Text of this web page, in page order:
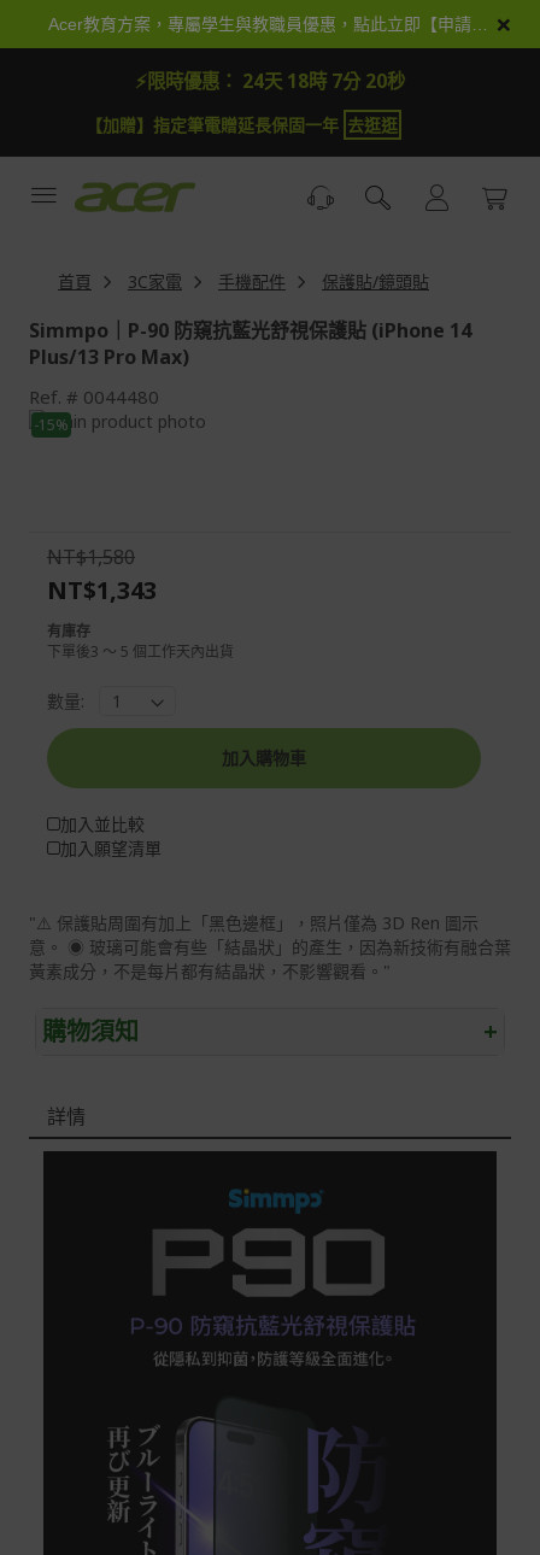
×
⚡限時優惠： 24天 18時 7分 18秒
【加贈】指定筆電贈延長保固一年 去逛逛
首頁 3C家電 手機配件 保護貼/鏡頭貼
Simmpo｜P-90 防窺抗藍光舒視保護貼 (iPhone 14
Plus/13 Pro Max)
Ref. 0044480
Skip
to
images
gallery
-15%
Skip
the
images
"⚠️ 保護貼周圍有加上「黑色邊框」，照片僅為 3D Ren 圖示
意。 ◉ 玻璃可能會有些「結晶狀」的產生，因為新技術有融合葉
黃素成分，不是每片都有結晶狀，不影響觀看。"
購物須知 +
本網站消費者享有商品到貨七天鑑賞期之權益(鑑賞期並非
試用期)。
到貨七天內消費者有權申請退貨或換貨；超過七天以上(含
退回之商品必須是全新狀態且完整包裝(含商品、附件、包
裝、紙箱及所有附隨文件或資料)。
商品到貨後進行開箱前請全程錄影以確保自身權益 ! 非商
權向消費者收取相應的整新費用。
者保護法第十九條第二項規定，一經拆封後恕不接受退換
如有相關退換貨服務需求，您可以透過專線或服務信箱聯
繫客服。
NT$1,580
NT$1,343
有庫存
下單後3 ～ 5 個工作天內出貨
數量:
加入購物車
加入並比較
加入願望清單
詳情